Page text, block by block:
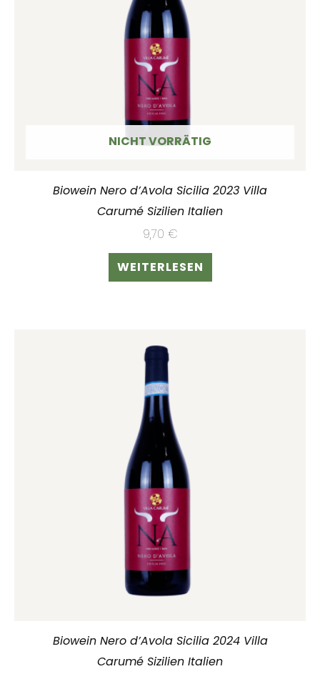
NICHT VORRÄTIG
Biowein Nero d’Avola Sicilia 2023 Villa
Carumé Sizilien Italien
9,70 €
WEITERLESEN
Biowein Nero d’Avola Sicilia 2024 Villa
Carumé Sizilien Italien